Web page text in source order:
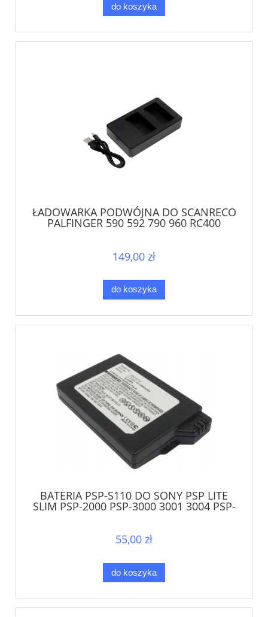
do koszyka
ŁADOWARKA PODWÓJNA DO SCANRECO
PALFINGER 590 592 790 960 RC400
149,00 zł
do koszyka
BATERIA PSP-S110 DO SONY PSP LITE
SLIM PSP-2000 PSP-3000 3001 3004 PSP-
55,00 zł
do koszyka